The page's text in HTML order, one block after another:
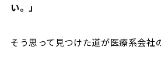
い。」
そう思って見つけた道が医療系会社